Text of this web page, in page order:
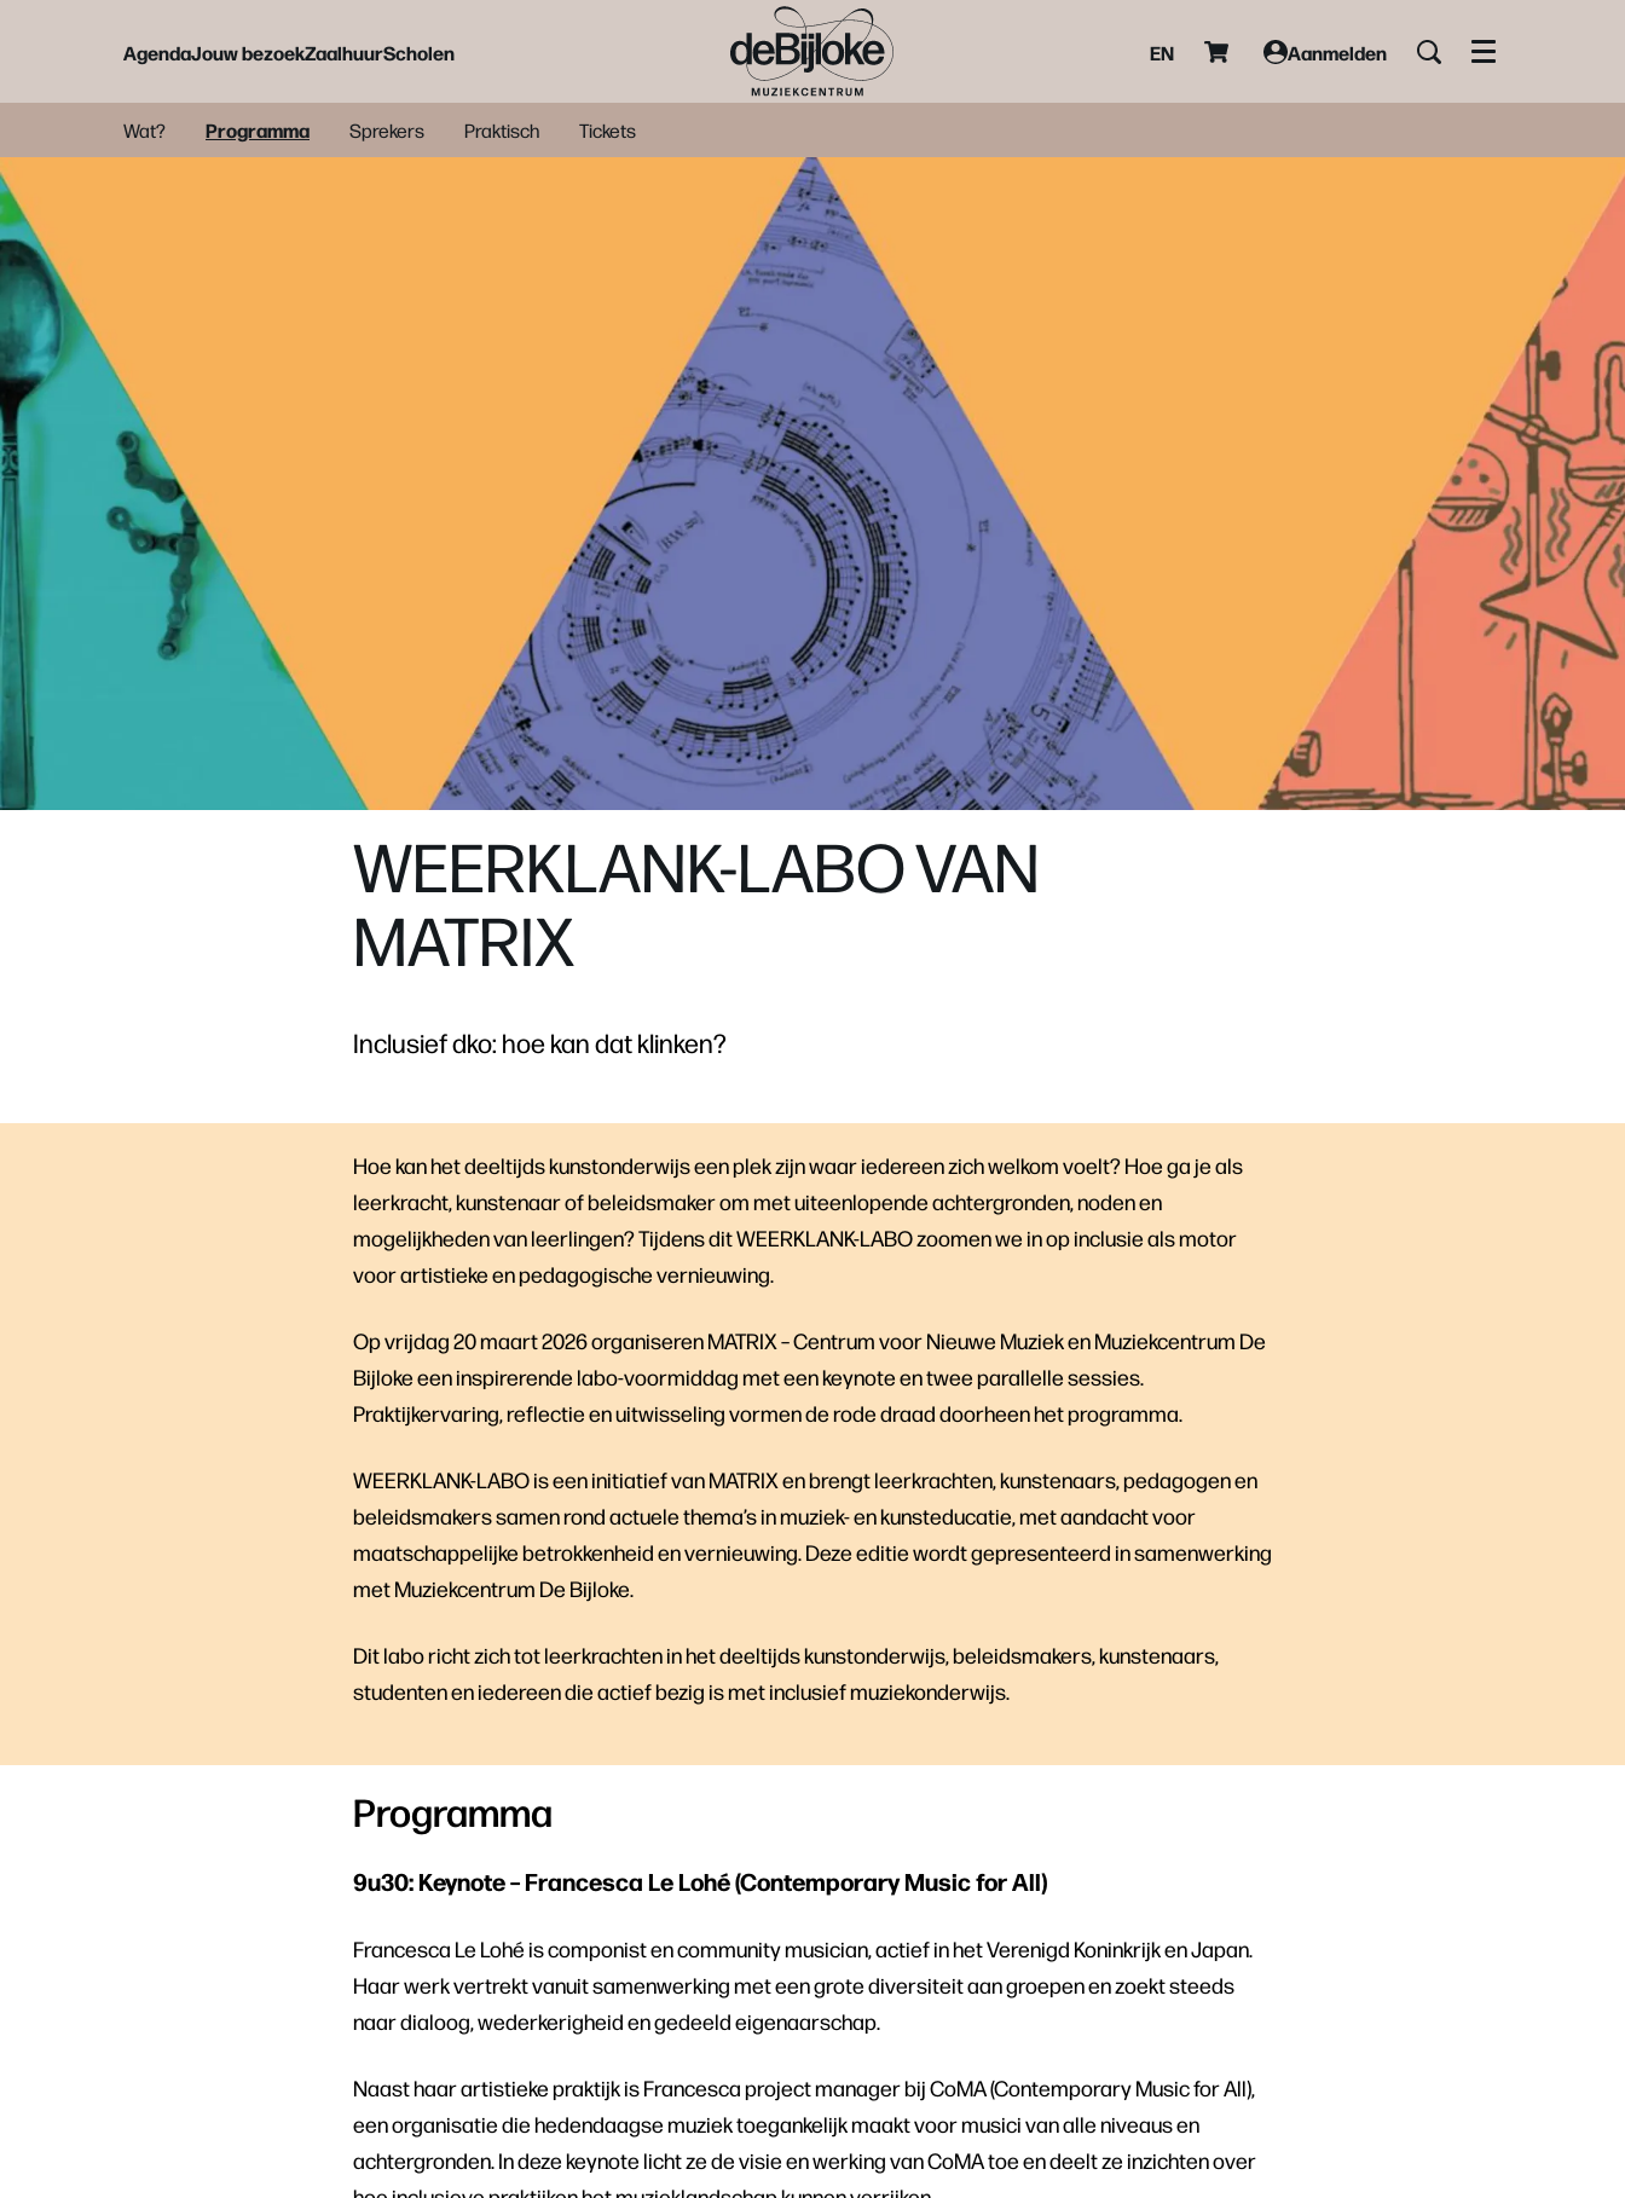
AgendaJouw bezoekZaalhuurScholen EN Aanmelden Menu
Wat? Programma Sprekers Praktisch Tickets
WEERKLANK-LABO VAN
MATRIX
Inclusief dko: hoe kan dat klinken?
Hoe kan het deeltijds kunstonderwijs een plek zijn waar iedereen zich welkom voelt? Hoe ga je als
leerkracht, kunstenaar of beleidsmaker om met uiteenlopende achtergronden, noden en
mogelijkheden van leerlingen? Tijdens dit WEERKLANK-LABO zoomen we in op inclusie als motor
voor artistieke en pedagogische vernieuwing.
Op vrijdag 20 maart 2026 organiseren MATRIX – Centrum voor Nieuwe Muziek en Muziekcentrum De
Bijloke een inspirerende labo-voormiddag met een keynote en twee parallelle sessies.
Praktijkervaring, reflectie en uitwisseling vormen de rode draad doorheen het programma.
WEERKLANK-LABO is een initiatief van MATRIX en brengt leerkrachten, kunstenaars, pedagogen en
beleidsmakers samen rond actuele thema’s in muziek- en kunsteducatie, met aandacht voor
maatschappelijke betrokkenheid en vernieuwing. Deze editie wordt gepresenteerd in samenwerking
met Muziekcentrum De Bijloke.
Dit labo richt zich tot leerkrachten in het deeltijds kunstonderwijs, beleidsmakers, kunstenaars,
studenten en iedereen die actief bezig is met inclusief muziekonderwijs.
Programma
9u30: Keynote – Francesca Le Lohé (Contemporary Music for All)
Francesca Le Lohé is componist en community musician, actief in het Verenigd Koninkrijk en Japan.
Haar werk vertrekt vanuit samenwerking met een grote diversiteit aan groepen en zoekt steeds
naar dialoog, wederkerigheid en gedeeld eigenaarschap.
Naast haar artistieke praktijk is Francesca project manager bij CoMA (Contemporary Music for All),
een organisatie die hedendaagse muziek toegankelijk maakt voor musici van alle niveaus en
achtergronden. In deze keynote licht ze de visie en werking van CoMA toe en deelt ze inzichten over